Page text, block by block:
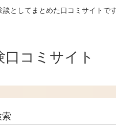
としてまとめた口コミサイトで
コミサイト
索